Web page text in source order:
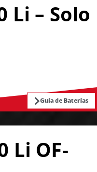
Li – Solo
Guía de Baterías
Li OF-